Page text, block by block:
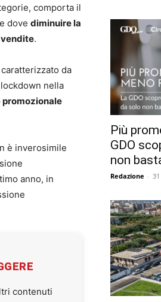
comporta il
dove diminuire la
vendite.
da
nella
promozionale
è inverosimile
anno, in
contenuti
Più
GDO
non
Redazione -